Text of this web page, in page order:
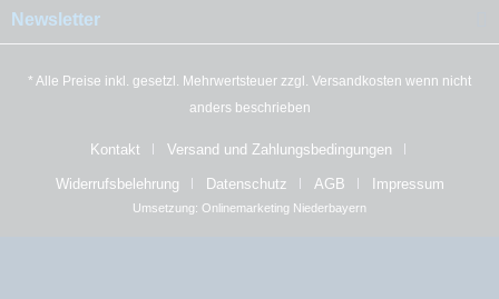
Newsletter
* Alle Preise inkl. gesetzl. Mehrwertsteuer zzgl. Versandkosten wenn nicht
anders beschrieben
Kontakt Versand und Zahlungsbedingungen
Widerrufsbelehrung Datenschutz AGB Impressum
Umsetzung: Onlinemarketing Niederbayern